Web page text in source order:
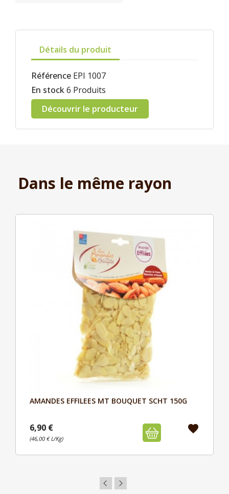
Détails du produit
Référence EPI 1007
En stock6 Produits
Découvrir le producteur
Dans le même rayon
 Aperçu
AMANDES EFFILEES MT BOUQUET SCHT 150G
6,90 €
(46,00 € L/Kg)
favorite